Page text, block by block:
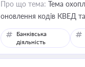
Про що тема: Тема
оновлення кодів КВЕД
Банківська
діяльність